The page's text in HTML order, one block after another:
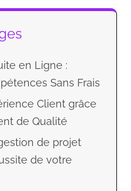
en Ligne :
Sans Frais
Client grâce
de Qualité
de projet
de votre